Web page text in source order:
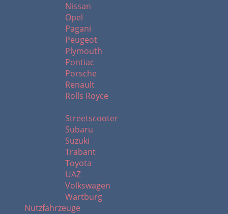
Nissan
Opel
Pagani
Peugeot
Plymouth
Pontiac
Porsche
Renault
Rolls Royce
Streetscooter
Subaru
Suzuki
Trabant
Toyota
UAZ
Volkswagen
Wartburg
Nutzfahrzeuge